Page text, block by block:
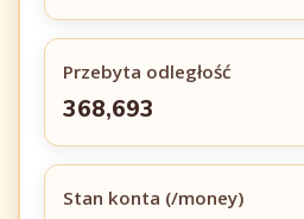
Przebyta odległość
368,693
Stan konta (/money)